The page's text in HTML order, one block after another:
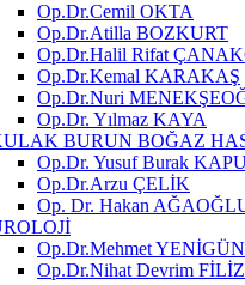
Op.Dr.Cemil OKTA
Op.Dr.Atilla BOZKURT
Op.Dr.Halil Rifat
Op.Dr.Kemal KARAKAŞ
Op.Dr.Nuri
Op.Dr. Yılmaz KAYA
BURUN BOĞAZ
Op.Dr. Yusuf Burak
Op.Dr.Arzu ÇELİK
Op. Dr. Hakan
Op.Dr.Mehmet YENİGÜN
Op.Dr.Nihat Devrim FİLİZ